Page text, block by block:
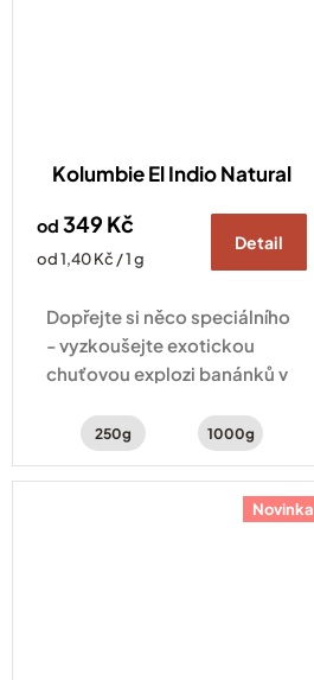
Kolumbie El Indio Natural
od 349 Kč
Měrná
od 1,40 Kč / 1 g
Detail
Dopřejte si něco speciálního
- vyzkoušejte exotickou
chuťovou explozi banánků v
pomeranče a kakaa
250g 1000g
Novinka